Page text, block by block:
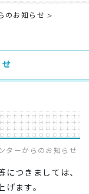
のお知らせ >
ターからのお知らせ
つきましては、
ます。